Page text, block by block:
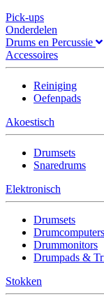
Pick-ups
Onderdelen
Drums en Percussie
Accessoires
Reiniging
Oefenpads
Akoestisch
Drumsets
Snaredrums
Elektronisch
Drumsets
Drumcomputers
Drummonitors
Drumpads &
Stokken